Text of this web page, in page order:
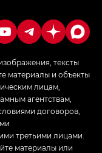
тексты
материалы и объекты
лицам,
агентствам,
договоров,
третьими лицами.
материалы или